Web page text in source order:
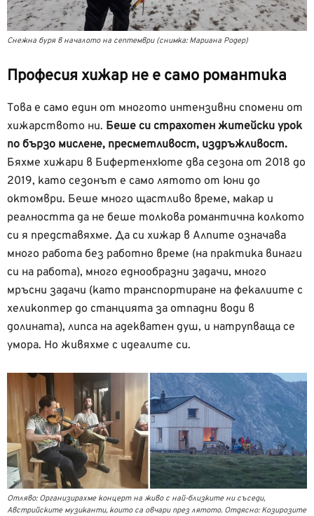
Снежна буря в началото на септември (снимка: Мариана Родер)
Професия хижар не е само романтика
Това е само един от многото интензивни спомени от
хижарството ни. Беше си страхотен житейски урок
по бързо мислене, пресметливост, издръжливост.
Бяхме хижари в Бифертенхюте два сезона от 2018 до
2019, като сезонът е само лятото от юни до
октомври. Беше много щастливо време, макар и
реалността да не беше толкова романтична колкото
си я представяхме. Да си хижар в Алпите означава
много работа без работно време (на практика винаги
си на работа), много еднообразни задачи, много
мръсни задачи (като транспортиране на фекалиите с
хеликоптер до станцията за отпадни води в
долината), липса на адекватен душ, и натрупваща се
умора. Но живяхме с идеалите си.
Отляво: Организирахме концерт на живо с най-близките ни съседи,
Австрийските музиканти, които са овчари през лятото. Отдясно: Козирозите